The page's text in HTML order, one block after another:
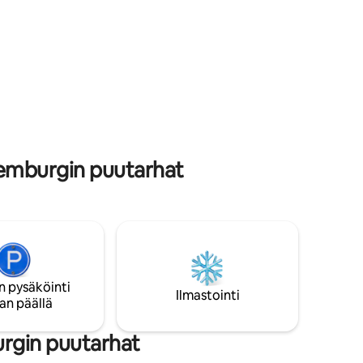
puutarhat
pysäköinti
päällä
Ilmastointi
puutarhat